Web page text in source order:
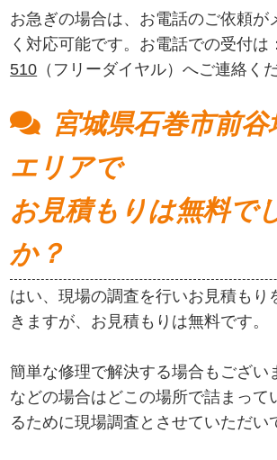
お急ぎの場合は、お電話のご依頼が
く対応可能です。お電話での受付は
510 （フリーダイヤル）へご連絡く
宮城県石巻市前
エリアで
お見積もりは無料で
か？
はい、現場の調査を行いお見積もり
きますが、お見積もりは無料です。
簡単な修理で解決する場合もござい
などの場合はどこの場所で詰まって
るために現場調査とさせていただい